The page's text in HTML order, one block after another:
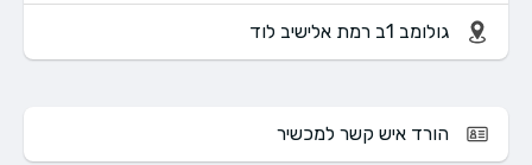
גולומב 1ב רמת אלישיב לוד
הורד איש קשר למכשיר